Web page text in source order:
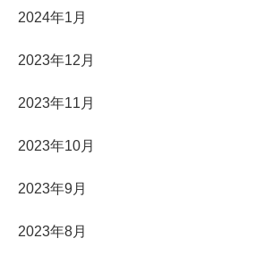
2024年1月
2023年12月
2023年11月
2023年10月
2023年9月
2023年8月